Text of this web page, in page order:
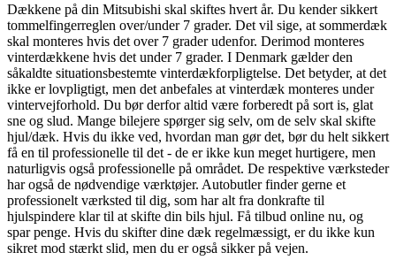
Dækkene på din Mitsubishi skal skiftes hvert år. Du kender sikkert
tommelfingerreglen over/under 7 grader. Det vil sige, at sommerdæk
skal monteres hvis det over 7 grader udenfor. Derimod monteres
vinterdækkene hvis det under 7 grader. I Denmark gælder den
såkaldte situationsbestemte vinterdækforpligtelse. Det betyder, at det
ikke er lovpligtigt, men det anbefales at vinterdæk monteres under
vintervejforhold. Du bør derfor altid være forberedt på sort is, glat
sne og slud. Mange bilejere spørger sig selv, om de selv skal skifte
hjul/dæk. Hvis du ikke ved, hvordan man gør det, bør du helt sikkert
få en til professionelle til det - de er ikke kun meget hurtigere, men
naturligvis også professionelle på området. De respektive værksteder
har også de nødvendige værktøjer. Autobutler finder gerne et
professionelt værksted til dig, som har alt fra donkrafte til
hjulspindere klar til at skifte din bils hjul. Få tilbud online nu, og
spar penge. Hvis du skifter dine dæk regelmæssigt, er du ikke kun
sikret mod stærkt slid, men du er også sikker på vejen.